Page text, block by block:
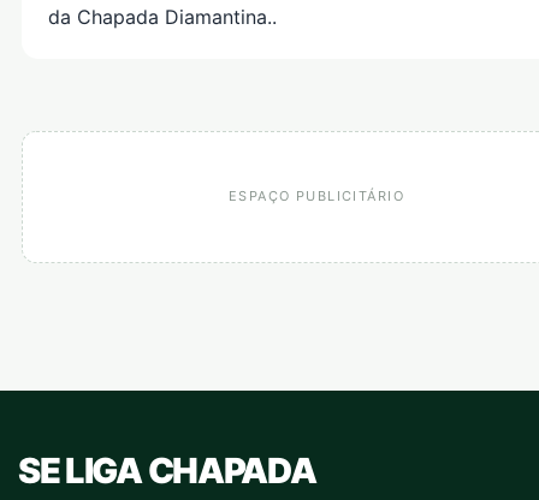
da Chapada Diamantina..
ESPAÇO PUBLICITÁRIO
SE LIGA CHAPADA